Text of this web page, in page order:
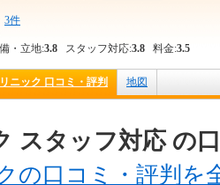
3件
・立地:3.8 スタッフ対応:3.8 料金:3.5
ニック 口コミ・評判 地図
スタッフ対応 の
の口コミ・評判を